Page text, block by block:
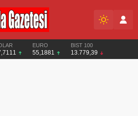
EURO
55,1881
BIST 100
13.779,39